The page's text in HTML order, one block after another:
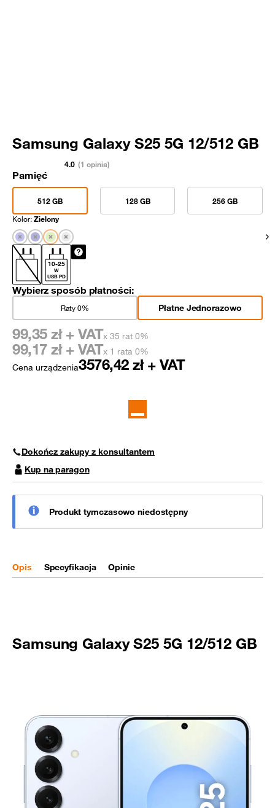
Samsung Galaxy S25 5G 12/512 GB
4.0 (1 opinia)
Pamięć
512 GB 128 GB
256 GB
Kolor:Zielony
10-25
W
USB PD
Wybierz sposób płatności:
Płatne Jednorazowo
Raty 0%
Cena urządzenia3576,42 zł + VAT
99,35 zł + VATx 35 rat 0%
99,17 zł + VATx 1 rata 0%
Dokończ zakupy z konsultantem
Kup na paragon
Produkt tymczasowo niedostępny
Opis Specyfikacja Opinie
Samsung Galaxy S25 5G 12/512 GB